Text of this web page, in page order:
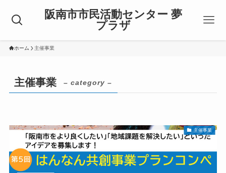
阪南市市民活動センター 夢
プラザ
ホーム 主催事業
主催事業 – category –
主催事業